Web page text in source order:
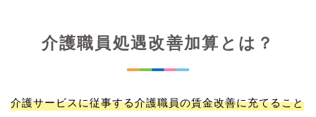
介護職員処遇改善加算とは？
介護サービスに従事する介護職員の賃金改善に充てること